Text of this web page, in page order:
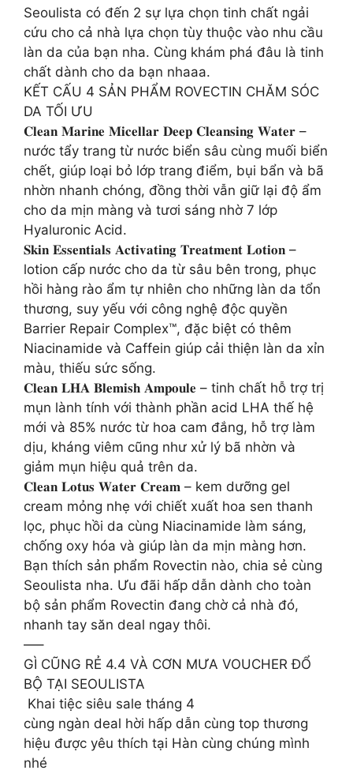
Seoulista có đến 2 sự lựa chọn tinh chất ngải
cứu cho cả nhà lựa chọn tùy thuộc vào nhu cầu
làn da của bạn nha. Cùng khám phá đâu là tinh
chất dành cho da bạn nhaaa.
KẾT CẤU 4 SẢN PHẨM ROVECTIN CHĂM SÓC
DA TỐI ƯU
𝐂𝐥𝐞𝐚𝐧 𝐌𝐚𝐫𝐢𝐧𝐞 𝐌𝐢𝐜𝐞𝐥𝐥𝐚𝐫 𝐃𝐞𝐞𝐩 𝐂𝐥𝐞𝐚𝐧𝐬𝐢𝐧𝐠 𝐖𝐚𝐭𝐞𝐫 –
nước tẩy trang từ nước biển sâu cùng muối biển
chết, giúp loại bỏ lớp trang điểm, bụi bẩn và bã
nhờn nhanh chóng, đồng thời vẫn giữ lại độ ẩm
cho da mịn màng và tươi sáng nhờ 7 lớp
Hyaluronic Acid.
𝐒𝐤𝐢𝐧 𝐄𝐬𝐬𝐞𝐧𝐭𝐢𝐚𝐥𝐬 𝐀𝐜𝐭𝐢𝐯𝐚𝐭𝐢𝐧𝐠 𝐓𝐫𝐞𝐚𝐭𝐦𝐞𝐧𝐭 𝐋𝐨𝐭𝐢𝐨𝐧 –
lotion cấp nước cho da từ sâu bên trong, phục
hồi hàng rào ẩm tự nhiên cho những làn da tổn
thương, suy yếu với công nghệ độc quyền
Barrier Repair Complex™, đặc biệt có thêm
Niacinamide và Caffein giúp cải thiện làn da xỉn
màu, thiếu sức sống.
𝐂𝐥𝐞𝐚𝐧 𝐋𝐇𝐀 𝐁𝐥𝐞𝐦𝐢𝐬𝐡 𝐀𝐦𝐩𝐨𝐮𝐥𝐞 – tinh chất hỗ trợ trị
mụn lành tính với thành phần acid LHA thế hệ
mới và 85% nước từ hoa cam đắng, hỗ trợ làm
dịu, kháng viêm cũng như xử lý bã nhờn và
giảm mụn hiệu quả trên da.
𝐂𝐥𝐞𝐚𝐧 𝐋𝐨𝐭𝐮𝐬 𝐖𝐚𝐭𝐞𝐫 𝐂𝐫𝐞𝐚𝐦 – kem dưỡng gel
cream mỏng nhẹ với chiết xuất hoa sen thanh
lọc, phục hồi da cùng Niacinamide làm sáng,
chống oxy hóa và giúp làn da mịn màng hơn.
Bạn thích sản phẩm Rovectin nào, chia sẻ cùng
Seoulista nha. Ưu đãi hấp dẫn dành cho toàn
bộ sản phẩm Rovectin đang chờ cả nhà đó,
nhanh tay săn deal ngay thôi.
—–
GÌ CŨNG RẺ 4.4 VÀ CƠN MƯA VOUCHER ĐỔ
BỘ TẠI SEOULISTA
️ Khai tiệc siêu sale tháng 4
cùng ngàn deal hời️ hấp dẫn cùng top thương
hiệu được yêu thích tại Hàn cùng chúng mình
nhé